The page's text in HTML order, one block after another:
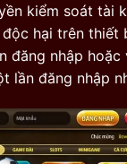
kiểm soát tài
hại trên thiết
đăng nhập
lần đăng nhập